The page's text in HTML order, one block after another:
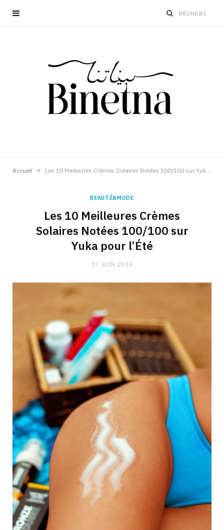
Accueil »
BEAUTÉ&MODE
Les 10 Meilleures Crèmes
Solaires Notées 100/100 sur
Yuka pour l’Été
17 JUIN 2024